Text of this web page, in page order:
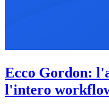
Ecco Gordon:
l'intero